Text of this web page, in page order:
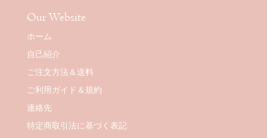
Our Website
ホーム
自己紹介
ご注文方法＆送料
ご利用ガイド＆規約
連絡先
特定商取引法に基づく表記